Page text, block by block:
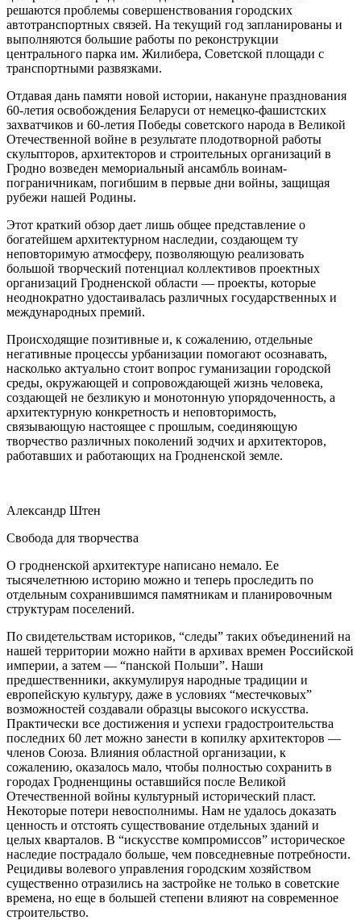
решаются проблемы совершенствования городских
автотранспортных связей. На текущий год запланированы и
выполняются большие работы по реконструкции
центрального парка им. Жилибера, Советской площади с
транспортными развязками.
Отдавая дань памяти новой истории, накануне празднования
60-летия освобождения Беларуси от немецко-фашистских
захватчиков и 60-летия Победы советского народа в Великой
Отечественной войне в результате плодотворной работы
скульпторов, архитекторов и строительных организаций в
Гродно возведен мемориальный ансамбль воинам-
пограничникам, погибшим в первые дни войны, защищая
рубежи нашей Родины.
Этот краткий обзор дает лишь общее представление о
богатейшем архитектурном наследии, создающем ту
неповторимую атмосферу, позволяющую реализовать
большой творческий потенциал коллективов проектных
организаций Гродненской области — проекты, которые
неоднократно удостаивалась различных государственных и
международных премий.
Происходящие позитивные и, к сожалению, отдельные
негативные процессы урбанизации помогают осознавать,
насколько актуально стоит вопрос гуманизации городской
среды, окружающей и сопровождающей жизнь человека,
создающей не безликую и монотонную упорядоченность, а
архитектурную конкретность и неповторимость,
связывающую настоящее с прошлым, соединяющую
творчество различных поколений зодчих и архитекторов,
работавших и работающих на Гродненской земле.
Александр Штен
Свобода для творчества
О гродненской архитектуре написано немало. Ее
тысячелетнюю историю можно и теперь проследить по
отдельным сохранившимся памятникам и планировочным
структурам поселений.
По свидетельствам историков, “следы” таких объединений на
нашей территории можно найти в архивах времен Российской
империи, а затем — “панской Польши”. Наши
предшественники, аккумулируя народные традиции и
европейскую культуру, даже в условиях “местечковых”
возможностей создавали образцы высокого искусства.
Практически все достижения и успехи градостроительства
последних 60 лет можно занести в копилку архитекторов —
членов Союза. Влияния областной организации, к
сожалению, оказалось мало, чтобы полностью сохранить в
городах Гродненщины оставшийся после Великой
Отечественной войны культурный исторический пласт.
Некоторые потери невосполнимы. Нам не удалось доказать
ценность и отстоять существование отдельных зданий и
целых кварталов. В “искусстве компромиссов” историческое
наследие пострадало больше, чем повседневные потребности.
Рецидивы волевого управления городским хозяйством
существенно отразились на застройке не только в советские
времена, но еще в большей степени влияют на современное
строительство.